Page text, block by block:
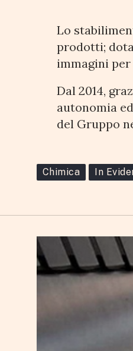
Lo
prodotti;
immagini
Dal 2014,
autonomia
del Gruppo
Chimica In